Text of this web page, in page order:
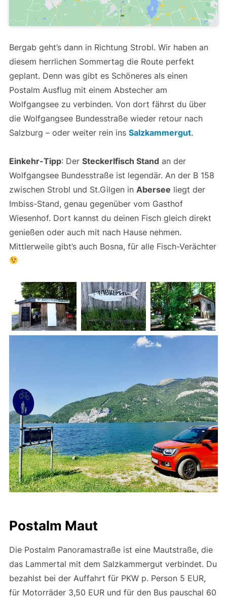
Bergab geht’s dann in Richtung Strobl. Wir haben an
diesem herrlichen Sommertag die Route perfekt
geplant. Denn was gibt es Schöneres als einen
Postalm Ausflug mit einem Abstecher am
Wolfgangsee zu verbinden. Von dort fährst du über
die Wolfgangsee Bundesstraße wieder retour nach
Salzburg – oder weiter rein ins Salzkammergut.
Einkehr-Tipp: Der Steckerlfisch Standan der
Wolfgangsee Bundesstraße ist legendär. An der B 158
zwischen Strobl und St.Gilgen in Abersee liegt der
Imbiss-Stand, genau gegenüber vom Gasthof
Wiesenhof. Dort kannst du deinen Fisch gleich direkt
genießen oder auch mit nach Hause nehmen.
Mittlerweile gibt’s auch Bosna, für alle Fisch-Verächter
Postalm Maut
Die Postalm Panoramastraße ist eine Mautstraße, die
das Lammertal mit dem Salzkammergut verbindet. Du
bezahlst bei der Auffahrt für PKW p. Person 5 EUR,
für Motorräder 3,50 EUR und für den Bus pauschal 60